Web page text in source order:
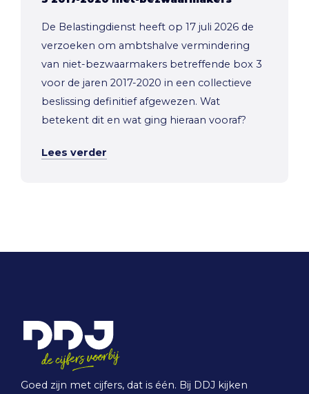
De Belastingdienst heeft op 17 juli 2026 de
verzoeken om ambtshalve vermindering
van niet-bezwaarmakers betreffende box 3
voor de jaren 2017-2020 in een collectieve
beslissing definitief afgewezen. Wat
betekent dit en wat ging hieraan vooraf?
Lees verder
Goed zijn met cijfers, dat is één. Bij DDJ kijken